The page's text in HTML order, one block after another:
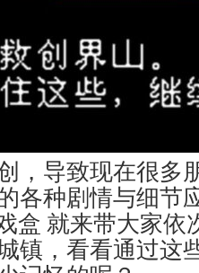
，导致现在很多
各种剧情与细节
盒 就来带大家依
镇，看看通过这